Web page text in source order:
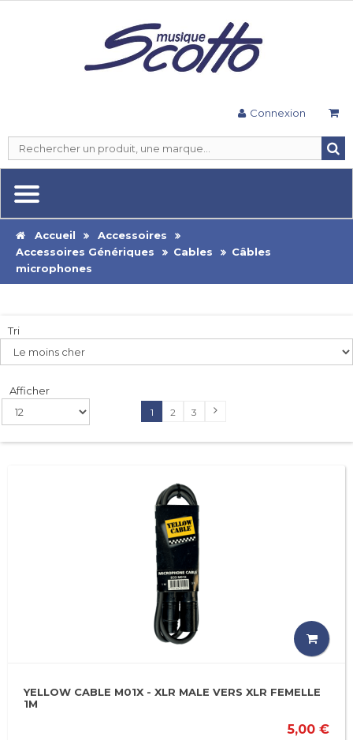
Connexion
Accueil
Accessoires
Accessoires Génériques
Cables
Câbles
microphones
1 2 3
Tri
Afficher
YELLOW CABLE M01X - XLR MALE VERS XLR FEMELLE
1M
5,00 €